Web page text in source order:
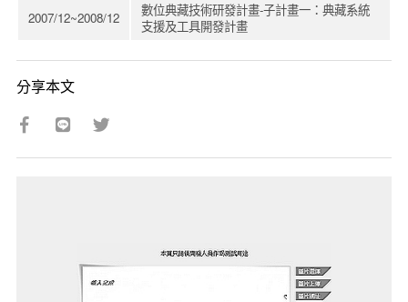
2007/12~2008/12
數位典藏技術研發計畫-子計畫一：典藏系統
支援及工具開發計畫
分享本文